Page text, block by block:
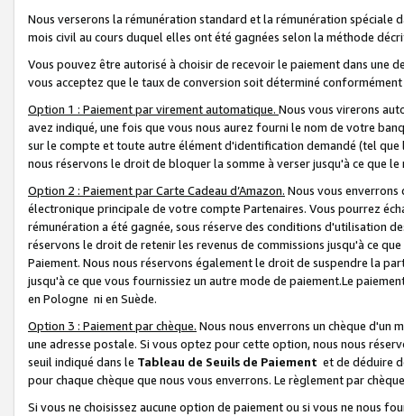
Nous verserons la rémunération standard et la rémunération spéciale
mois civil au cours duquel elles ont été gagnées selon la méthode
Vous pouvez être autorisé à choisir de recevoir le paiement dans une
vous acceptez que le taux de conversion soit déterminé
Option 1 : Paiement par virement automatique. Nous vous virerons
avez indiqué, une fois que vous nous aurez fourni le nom de votre
sur le compte et toute autre élément d'identification demandé (tel que
nous réservons le droit de bloquer la somme à verser jusqu'à ce que
Option 2 : Paiement par Carte Cadeau d’Amazon. Nous vous
électronique principale de votre compte Partenaires. Vous pourrez
rémunération a été gagnée, sous réserve des conditions d'utilisation
réservons le droit de retenir les revenus de commissions jusqu'à ce
Paiement. Nous nous réservons également le droit de suspendre la
jusqu'à ce que vous fournissiez un autre mode de paiement.Le
en Pologne ni en Suède.
Option 3 : Paiement par chèque. Nous nous enverrons un chèque d'un
une adresse postale. Si vous optez pour cette option, nous nous
seuil indiqué dans le Tableau de Seuils de Paiement et de déduire
pour chaque chèque que nous vous enverrons. Le règlement par
Si vous ne choisissez aucune option de paiement ou si vous ne nous